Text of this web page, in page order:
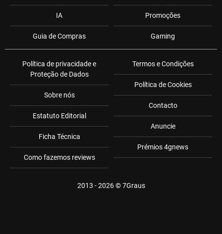
IA
Guia de Compras
Promoções
Gaming
Política de privacidade e
Proteção de Dados
Sobre nós
Estatuto Editorial
Ficha Técnica
Como fazemos reviews
Termos e Condições
Política de Cookies
Contacto
Anuncie
Prémios 4gnews
2013 - 2026 ©7Graus